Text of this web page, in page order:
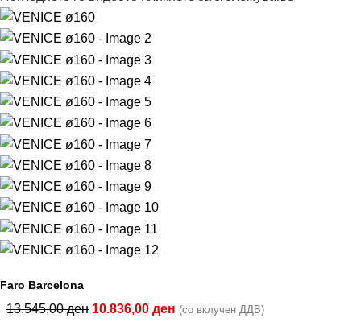
Faro Barcelona
13.545,00ден 10.836,00 ден (со вклучен ДДВ)